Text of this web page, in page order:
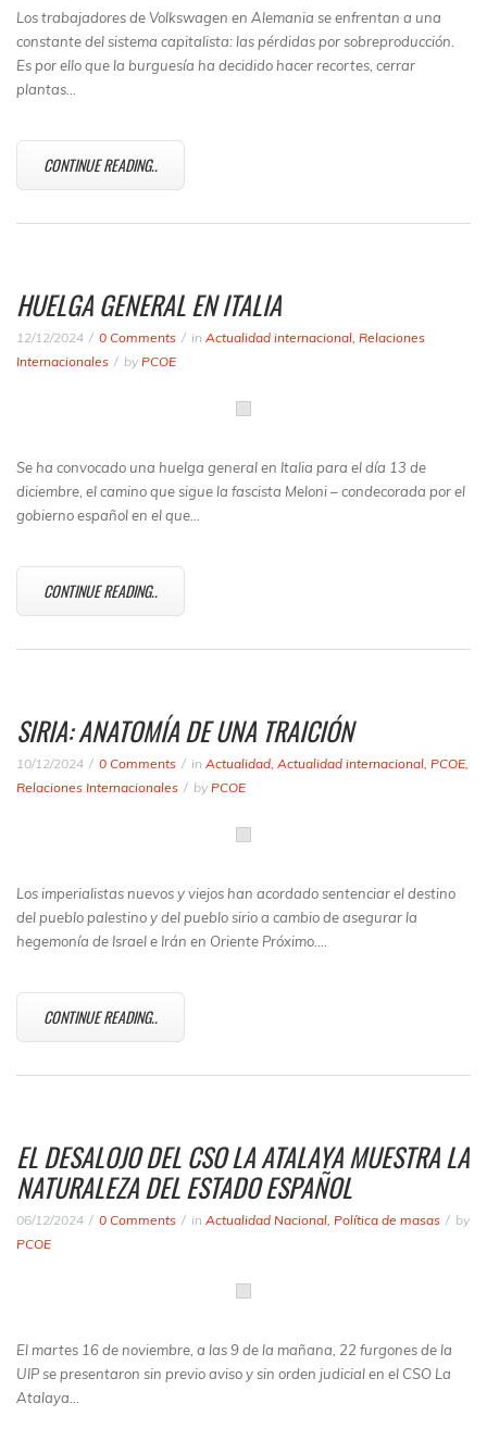
Los trabajadores de Volkswagen en Alemania se enfrentan a una
constante del sistema capitalista: las pérdidas por sobreproducción.
Es por ello que la burguesía ha decidido hacer recortes, cerrar
plantas…
CONTINUE READING..
HUELGA GENERAL EN ITALIA
12/12/2024 0 Comments in Actualidad internacional, Relaciones
Internacionales
by PCOE
Se ha convocado una huelga general en Italia para el día 13 de
diciembre, el camino que sigue la fascista Meloni – condecorada por el
gobierno español en el que…
CONTINUE READING..
SIRIA: ANATOMÍA DE UNA TRAICIÓN
10/12/2024 0 Comments in Actualidad, Actualidad internacional, PCOE,
Relaciones Internacionales
by PCOE
Los imperialistas nuevos y viejos han acordado sentenciar el destino
del pueblo palestino y del pueblo sirio a cambio de asegurar la
hegemonía de Israel e Irán en Oriente Próximo.…
CONTINUE READING..
EL DESALOJO DEL CSO LA ATALAYA MUESTRA LA
NATURALEZA DEL ESTADO ESPAÑOL
06/12/2024 0 Comments in Actualidad Nacional, Política de masas
by
PCOE
El martes 16 de noviembre, a las 9 de la mañana, 22 furgones de la
UIP se presentaron sin previo aviso y sin orden judicial en el CSO La
Atalaya…